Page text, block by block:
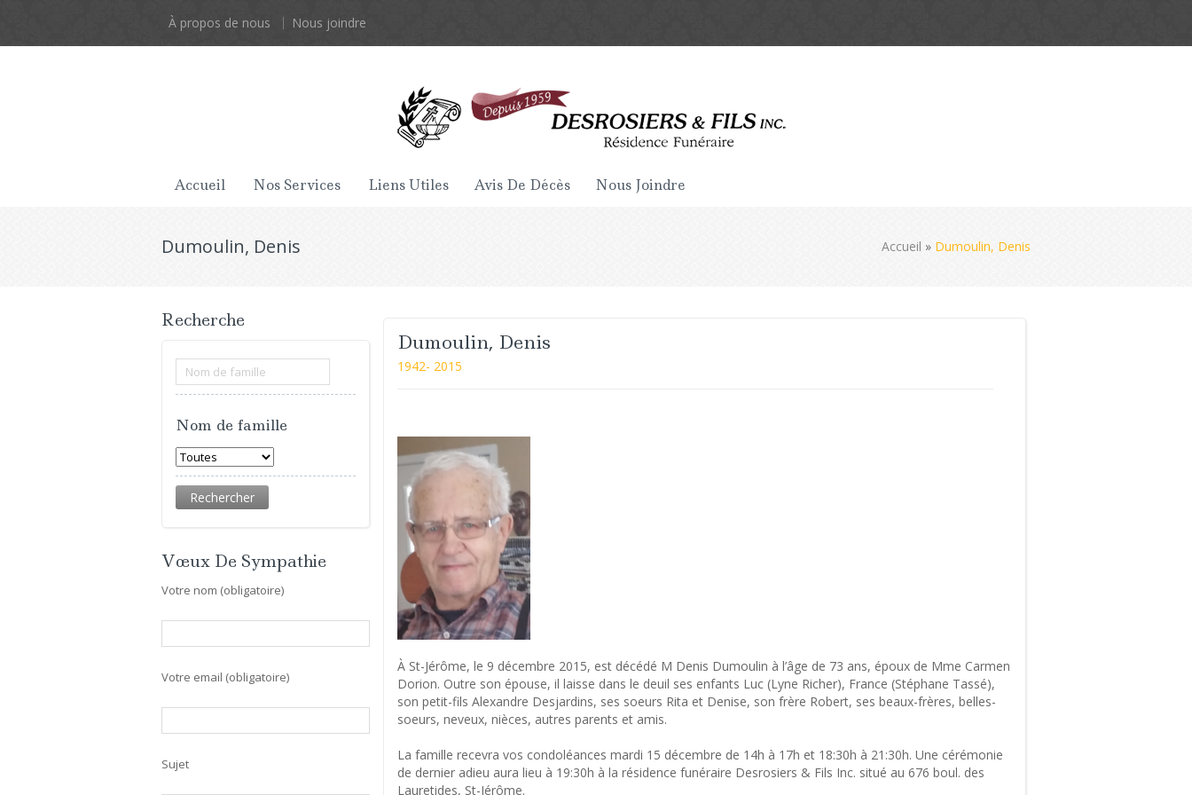
À propos de nous Nous joindre
Accueil Nos Services Liens Utiles Avis De Décès Nous Joindre
Dumoulin, Denis Accueil » Dumoulin, Denis
Dumoulin, Denis
1942- 2015
À St-Jérôme, le 9 décembre 2015, est décédé M Denis Dumoulin à l’âge de 73 ans, époux de Mme Carmen
Dorion. Outre son épouse, il laisse dans le deuil ses enfants Luc (Lyne Richer), France (Stéphane Tassé),
son petit-fils Alexandre Desjardins, ses soeurs Rita et Denise, son frère Robert, ses beaux-frères, belles-
soeurs, neveux, nièces, autres parents et amis.
La famille recevra vos condoléances mardi 15 décembre de 14h à 17h et 18:30h à 21:30h. Une cérémonie
de dernier adieu aura lieu à 19:30h à la résidence funéraire Desrosiers & Fils Inc. situé au 676 boul. des
Lauretides, St-Jérôme.
Recherche
Nom de famille
Vœux De Sympathie
Votre nom (obligatoire)
Votre email (obligatoire)
Sujet